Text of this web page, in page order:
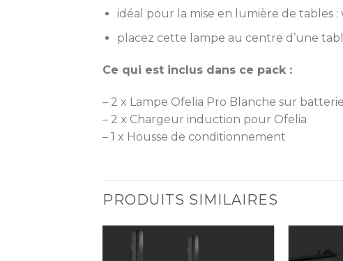
idéal pour la mise en lumière de tables :
placez cette lampe au centre d’une
Ce qui est inclus dans ce pack :
– 2 x Lampe Ofelia Pro Blanche sur batterie
– 2 x Chargeur induction pour Ofelia
– 1 x Housse de conditionnement
PRODUITS SIMILAIRES